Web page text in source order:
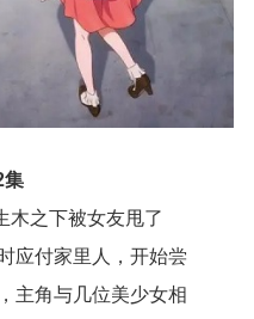
集
木之下被女友甩了
应付家里人，开始尝
主角与几位美少女相